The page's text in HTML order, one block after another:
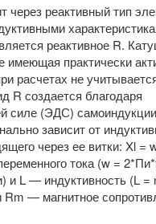
через реактивный тип
реактивное R.
имеющая практически
расчетах не
R создается благодаря
силе (ЭДС)
зависит от
через ее витки: Xl =
тока (w =
и L — индуктивность (L =
— магнитное